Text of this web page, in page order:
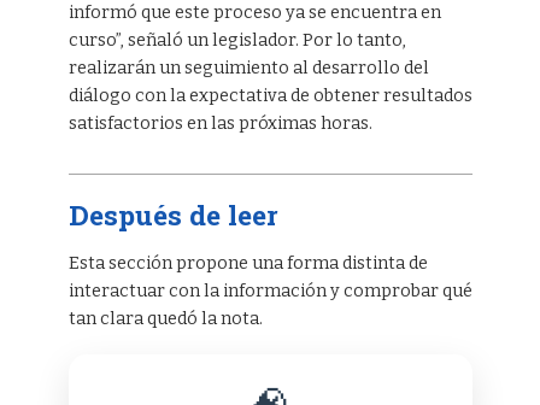
informó que este proceso ya se encuentra en
curso”, señaló un legislador. Por lo tanto,
realizarán un seguimiento al desarrollo del
diálogo con la expectativa de obtener resultados
satisfactorios en las próximas horas.
Después de leer
Esta sección propone una forma distinta de
interactuar con la información y comprobar qué
tan clara quedó la nota.